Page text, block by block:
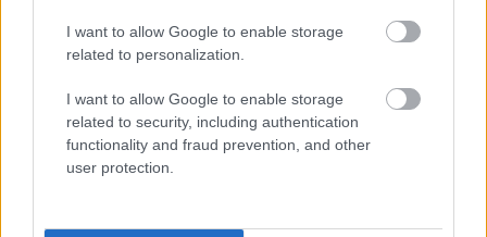
I want to allow Google to enable storage
related to personalization.
I want to allow Google to enable storage
related to security, including authentication
functionality and fraud prevention, and other
user protection.